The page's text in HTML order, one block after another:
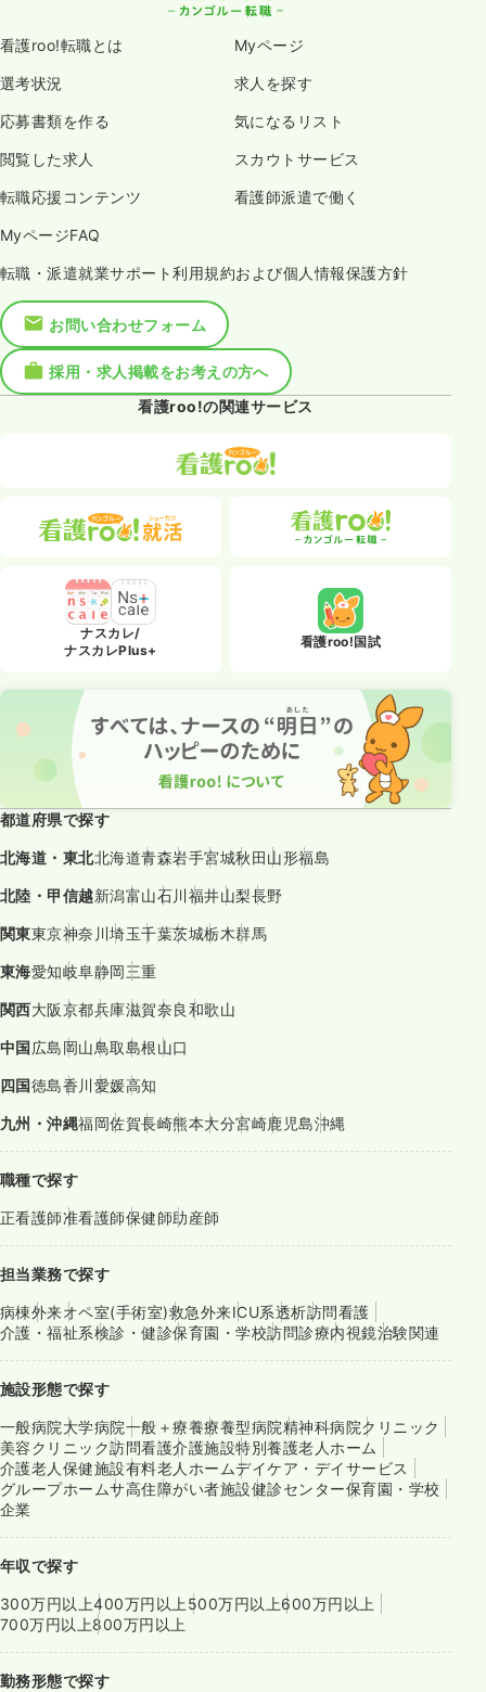
看護roo!転職とは Myページ
選考状況 求人を探す
応募書類を作る 気になるリスト
閲覧した求人 スカウトサービス
転職応援コンテンツ 看護師派遣で働く
MyページFAQ
転職・派遣就業サポート利用規約および個人情報保護方針
お問い合わせフォーム
採用・求人掲載をお考えの方へ
看護roo!の関連サービス
ナスカレ/
ナスカレPlus+
看護roo!国試
都道府県で探す
北海道・東北北海道青森岩手宮城秋田山形福島
北陸・甲信越新潟富山石川福井山梨長野
関東東京神奈川埼玉千葉茨城栃木群馬
東海愛知岐阜静岡三重
関西大阪京都兵庫滋賀奈良和歌山
中国広島岡山鳥取島根山口
四国徳島香川愛媛高知
九州・沖縄福岡佐賀長崎熊本大分宮崎鹿児島沖縄
職種で探す
正看護師准看護師保健師助産師
担当業務で探す
病棟外来オペ室(手術室)救急外来ICU系透析訪問看護
介護・福祉系検診・健診保育園・学校訪問診療内視鏡治験関連
施設形態で探す
一般病院大学病院一般＋療養療養型病院精神科病院クリニック
美容クリニック訪問看護介護施設特別養護老人ホーム
介護老人保健施設有料老人ホームデイケア・デイサービス
グループホームサ高住障がい者施設健診センター保育園・学校
企業
年収で探す
300万円以上400万円以上 500万円以上600万円以上
700万円以上800万円以上
勤務形態で探す